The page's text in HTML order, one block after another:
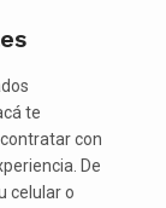
te
con
De
celular o